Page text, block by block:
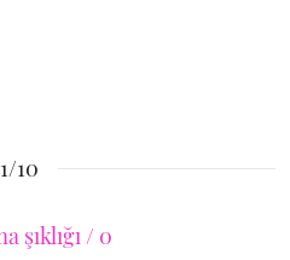
1/10